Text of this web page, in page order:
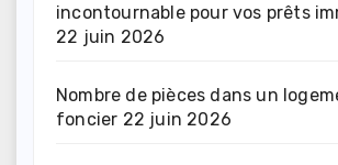
incontournable pour vos prêts
22 juin 2026
Nombre de pièces dans un
foncier 22 juin 2026